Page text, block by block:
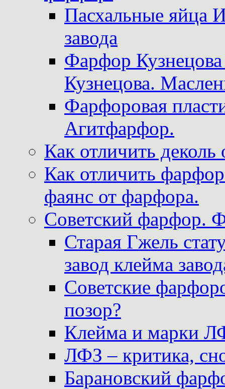
Пасхальные яйца
завода
Фарфор
Кузнецова.
Фарфоровая
Агитфарфор.
Как отличить
Как отличить
фаянс от фарфора.
Советский фарфор.
Старая Гжель
завод клейма
Советские
позор?
Клейма и марки
ЛФЗ – критика,
Барановский